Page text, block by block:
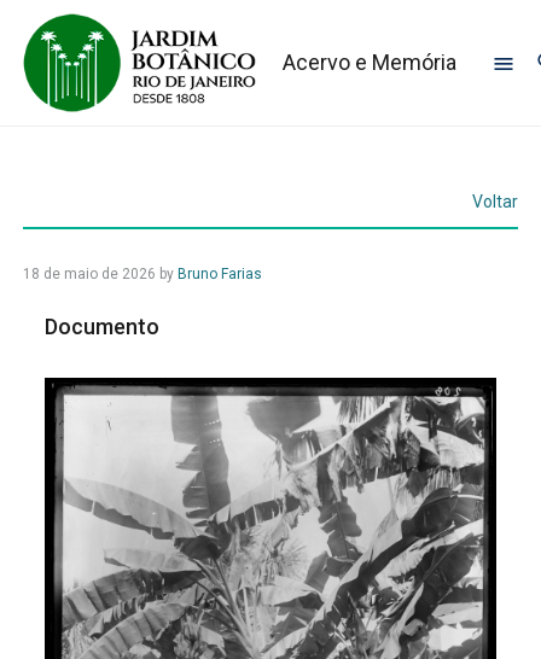
Acervo e Memória
Voltar
18 de maio de 2026 by Bruno Farias
Documento